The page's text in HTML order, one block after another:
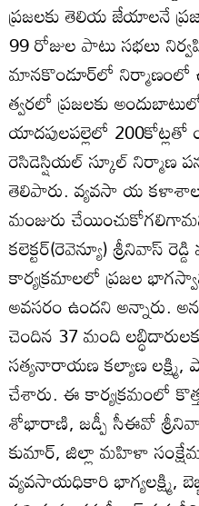
ప్రజలకు తెలియ జేయాలనే
99 రోజుల పాటు సభలు
మానకొండూర్‌లో నిర్మాణంలో
త్వరలో ప్రజలకు
యాదపులపల్లెలో
రెసిడెస్షియల్‌ స్కూల్‌ నిర్మాణ
తెలిపారు. వ్యవసా య
మంజురు
కలెక్టర్‌(రెవెన్యూ) శ్రీనివాస్‌
కార్యక్రమాలలో ప్రజల
అవసరం ఉందని అన్నారు.
చెందిన 37 మంది
సత్యనారాయణ కల్యాణ లక్ష్మి,
చేశారు. ఈ కార్యక్రమంలో
శోభారాణి, జడ్పీ సీఈవో
కుమార్‌, జిల్లా మహిళా
వ్యవసాయధికారి భాగ్యలక్ష్మి,